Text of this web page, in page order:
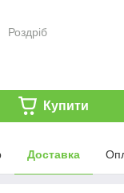
Роздріб
Купити
Доставка